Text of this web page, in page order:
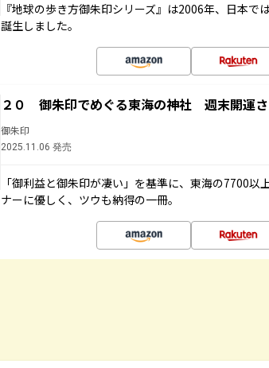
『地球の歩き方御朱印シリーズ』は2006年、日本
誕生しました。
２０ 御朱印でめぐる東海の神社 週末開運
御朱印
2025.11.06 発売
「御利益と御朱印が凄い」を基準に、東海の7700
ナーに優しく、ツウも納得の一冊。